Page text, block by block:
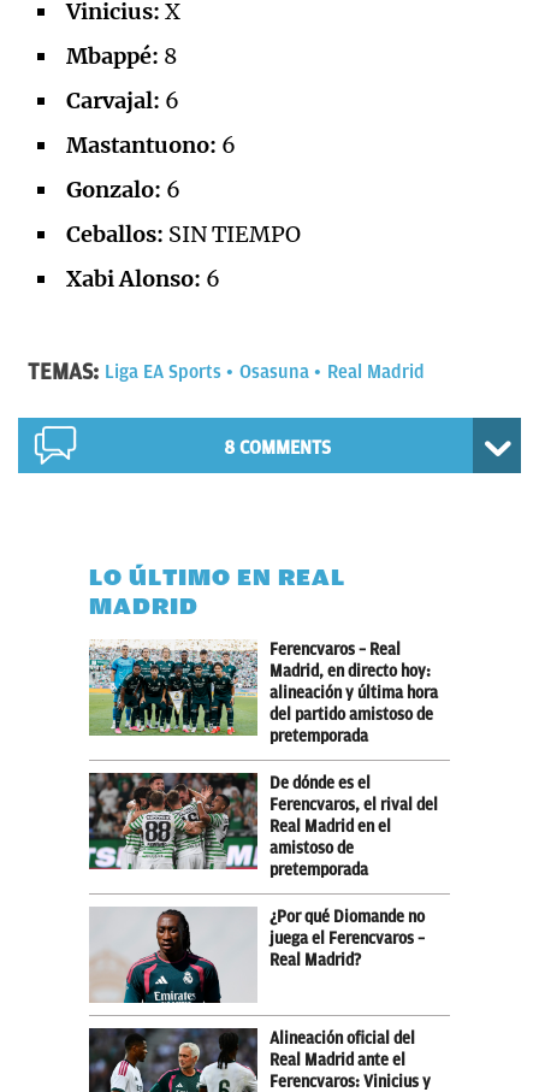
Vinicius: X
Mbappé: 8
Carvajal: 6
Mastantuono: 6
Gonzalo: 6
Ceballos: SIN TIEMPO
Xabi Alonso: 6
TEMAS: Liga EA Sports Osasuna Real Madrid
8 COMMENTS
LO ÚLTIMO EN REAL
MADRID
Ferencvaros – Real
Madrid, en directo hoy:
alineación y última hora
del partido amistoso de
pretemporada
De dónde es el
Ferencvaros, el rival del
Real Madrid en el
amistoso de
pretemporada
¿Por qué Diomande no
juega el Ferencvaros –
Real Madrid?
Alineación oficial del
Real Madrid ante el
Ferencvaros: Vinicius y